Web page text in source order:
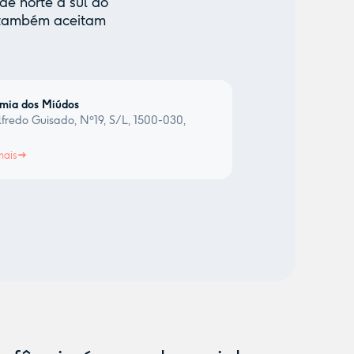
aceitam
dos Miúdos
Guisado, Nº19, S/L, 1500-030,